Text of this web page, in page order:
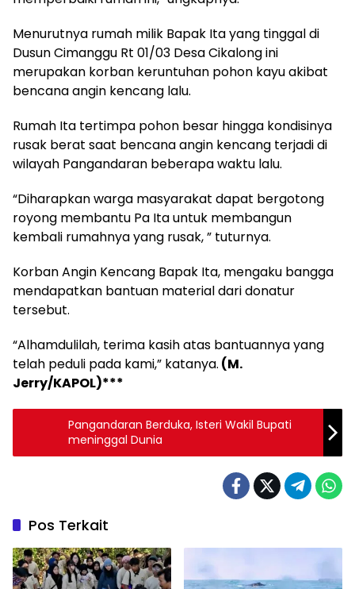
Menurutnya rumah milik Bapak Ita yang tinggal di
Dusun Cimanggu Rt 01/03 Desa Cikalong ini
merupakan korban keruntuhan pohon kayu akibat
bencana angin kencang lalu.
Rumah Ita tertimpa pohon besar hingga kondisinya
rusak berat saat bencana angin kencang terjadi di
wilayah Pangandaran beberapa waktu lalu.
“Diharapkan warga masyarakat dapat bergotong
royong membantu Pa Ita untuk membangun
kembali rumahnya yang rusak, ” tuturnya.
Korban Angin Kencang Bapak Ita, mengaku bangga
mendapatkan bantuan material dari donatur
tersebut.
“Alhamdulilah, terima kasih atas bantuannya yang
telah peduli pada kami,” katanya. (M.
Jerry/KAPOL)***
Pangandaran Berduka, Isteri Wakil Bupati
meninggal Dunia
Pos Terkait